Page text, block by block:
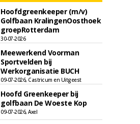
Hoofdgreenkeeper (m/v)
Golfbaan KralingenOosthoek
groepRotterdam
30-07-2026
Meewerkend Voorman
Sportvelden bij
Werkorganisatie BUCH
09-07-2026, Castricum en Uitgeest
Hoofd Greenkeeper bij
golfbaan De Woeste Kop
09-07-2026, Axel